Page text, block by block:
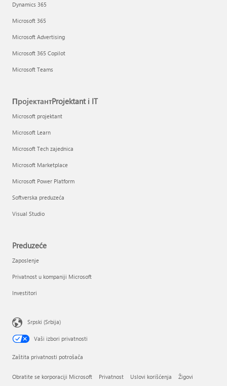
Dynamics 365
Microsoft 365
Microsoft Advertising
Microsoft 365 Copilot
Microsoft Teams
ПројектантProjektant i IT
Microsoft projektant
Microsoft Learn
Microsoft Tech zajednica
Microsoft Marketplace
Microsoft Power Platform
Softverska preduzeća
Visual Studio
Preduzeće
Zaposlenje
Privatnost u kompaniji Microsoft
Investitori
Srpski (Srbija)
Vaši izbori privatnosti
Zaštita privatnosti potrošača
Obratite se korporaciji Microsoft Privatnost Uslovi korišćenja Žigovi